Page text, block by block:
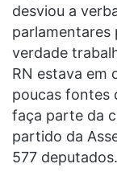
desviou a
parlamentares
verdade
RN estava em
poucas fontes
faça parte da
partido da
577 deputados.